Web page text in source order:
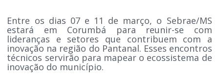
Entre os dias 07 e 11 de março, o Sebrae/MS
estará em Corumbá para reunir-se com
lideranças e setores que contribuem com a
inovação na região do Pantanal. Esses encontros
técnicos servirão para mapear o ecossistema de
inovação do município.